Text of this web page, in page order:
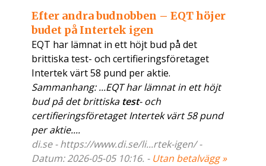
Efter andra budnobben – EQT höjer
budet på Intertek igen
EQT har lämnat in ett höjt bud på det
brittiska test- och certifieringsföretaget
Intertek värt 58 pund per aktie.
Sammanhang: ...EQT har lämnat in ett höjt
bud på det brittiska test- och
certifieringsföretaget Intertek värt 58 pund
per aktie....
di.se - https://www.di.se/li...rtek-igen/ -
Datum: 2026-05-05 10:16. - Utan betalvägg »